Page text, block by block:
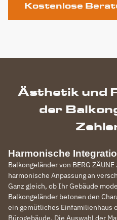
Kostenlose
Ästhetik und
der
Harmonische
Balkongeländer von BERG
harmonische Anpassung an
Ganz gleich, ob Ihr Gebäude
Balkongeländer betonen den
ein gemütliches Einfamilienhaus
Bürogebäude. Die Auswahl der